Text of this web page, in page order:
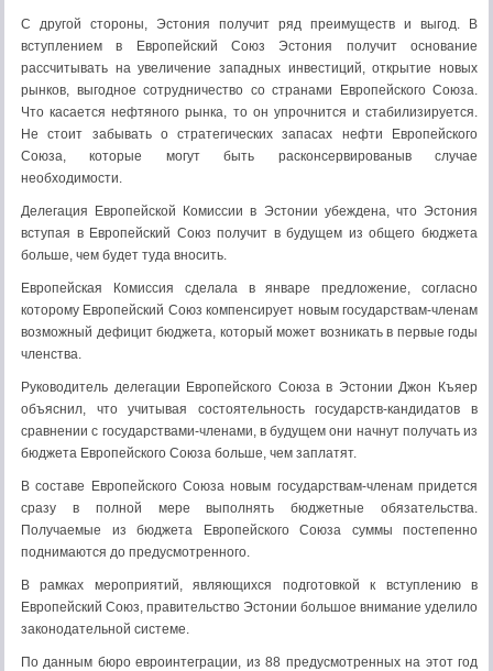
С другой стороны, Эстония получит ряд преимуществ и выгод. В
вступлением в Европейский Союз Эстония получит основание
рассчитывать на увеличение западных инвестиций, открытие новых
рынков, выгодное сотрудничество со странами Европейского Союза.
Что касается нефтяного рынка, то он упрочнится и стабилизируется.
Не стоит забывать о стратегических запасах нефти Европейского
Союза, которые могут быть расконсервированыв случае
необходимости.
Делегация Европейской Комиссии в Эстонии убеждена, что Эстония
вступая в Европейский Союз получит в будущем из общего бюджета
больше, чем будет туда вносить.
Европейская Комиссия сделала в январе предложение, согласно
которому Европейский Союз компенсирует новым государствам-членам
возможный дефицит бюджета, который может возникать в первые годы
членства.
Руководитель делегации Европейского Союза в Эстонии Джон Къяер
объяснил, что учитывая состоятельность государств-кандидатов в
сравнении с государствами-членами, в будущем они начнут получать из
бюджета Европейского Союза больше, чем заплатят.
В составе Европейского Союза новым государствам-членам придется
сразу в полной мере выполнять бюджетные обязательства.
Получаемые из бюджета Европейского Союза суммы постепенно
поднимаются до предусмотренного.
В рамках мероприятий, являющихся подготовкой к вступлению в
Европейский Союз, правительство Эстонии большое внимание уделило
законодательной системе.
По данным бюро евроинтеграции, из 88 предусмотренных на этот год